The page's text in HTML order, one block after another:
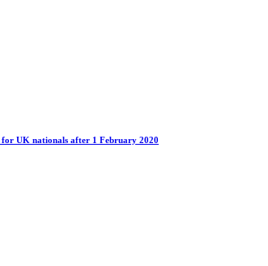
for UK nationals after 1 February 2020